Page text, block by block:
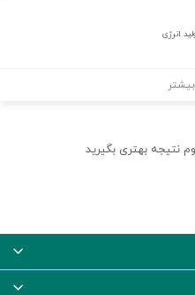
انرژی
نتیجه بهتری بگیرید